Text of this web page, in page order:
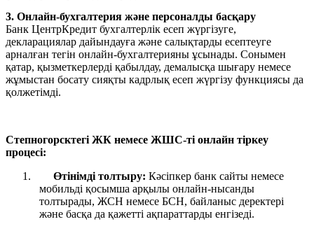
3. Онлайн-бухгалтерия және персоналды басқару
Банк ЦентрКредит бухгалтерлік есеп жүргізуге,
декларациялар дайындауға және салықтарды есептеуге
арналған тегін онлайн-бухгалтерияны ұсынады. Сонымен
қатар, қызметкерлерді қабылдау, демалысқа шығару немесе
жұмыстан босату сияқты кадрлық есеп жүргізу функциясы да
қолжетімді.
Степногорсктегі ЖК немесе ЖШС-ті онлайн тіркеу
процесі:
1.
Өтінімді толтыру: Кәсіпкер банк сайты немесе
мобильді қосымша арқылы онлайн-нысанды
толтырады, ЖСН немесе БСН, байланыс деректері
және басқа да қажетті ақпараттарды енгізеді.